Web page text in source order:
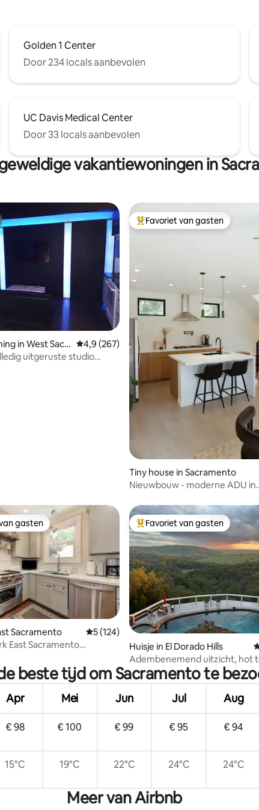
Golden 1 Center
Door 234 locals aanbevolen
UC Davis Medical Center
Door 33 locals aanbevolen
vakantiewoningen in
van 5 op 5, 5 recensies
in West Sacr
Gemiddelde beoordeling van 4,9 op 5, 267
4,9 (267)
uitgeruste studio
Topfavoriet van gasten
Favoriet van gasten
Tiny house in Sacramento
Nieuwbouw - moderne ADU in
4,99 op 5, 344 recensies
van gasten
gasten
Sacramento Gemiddelde beoordeling van 5 op 5, 124
5 (124)
East Sacramento
Topfavoriet van gasten
Favoriet van gasten
Huisje in El Dorado Hills
Adembenemend uitzicht, hot
zwembad
beste tijd om Sacramento te
Apr Mei Jun Jul Aug
€ 98 € 100 € 99 € 95 € 94
15°C 19°C 22°C 24°C 24°C
Meer van Airbnb